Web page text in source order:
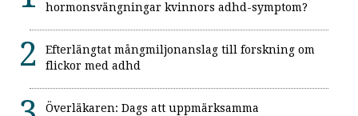
hormonsvängningar kvinnors adhd-symptom?
Efterlängtat mångmiljonanslag till forskning om
flickor med adhd
Överläkaren: Dags att uppmärksamma